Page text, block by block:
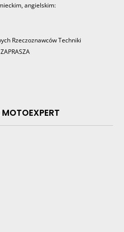
angielskim:
Rzeczoznawców Techniki